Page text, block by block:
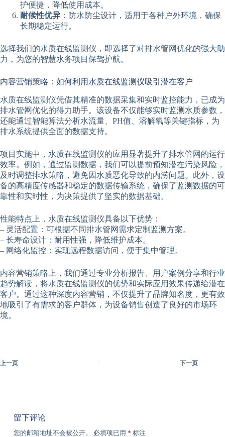
护便捷，降低使用成本。
耐候性优异 ：防水防尘设计，适用于各种户外环境，确保
长期稳定运行。
选择我们的水质在线监测仪，即选择了对排水管网优化的强大助
力，为您的智慧水务项目保驾护航。
内容营销策略：如何利用水质在线监测仪吸引潜在客户
水质在线监测仪凭借其精准的数据采集和实时监控能力，已成为
排水管网优化的得力助手。该设备不仅能够实时监测水质参数，
还能通过智能算法分析水流量、PH值、溶解氧等关键指标，为
排水系统提供全面的数据支持。
项目实施中，水质在线监测仪的应用显著提升了排水管网的运行
效率。例如，通过监测数据，我们可以提前预知潜在污染风险，
及时调整排水策略，避免因水质恶化导致的内涝问题。此外，设
备的高精度传感器和稳定的数据传输系统，确保了监测数据的可
靠性和实时性，为决策提供了坚实的数据基础。
性能特点上，水质在线监测仪具备以下优势：
– 灵活配置：可根据不同排水管网需求定制监测方案。
– 长寿命设计：耐用性强，降低维护成本。
– 网络化监控：实现远程数据访问，便于集中管理。
内容营销策略上，我们通过专业分析报告、用户案例分享和行业
趋势解读，将水质在线监测仪的优势和实际应用效果传递给潜在
客户。通过这种深度内容营销，不仅提升了品牌知名度，更有效
地吸引了有需求的客户群体，为设备销售创造了良好的市场环
境。
上一页 下一页
留下评论
您的邮箱地址不会被公开。 必填项已用 * 标注